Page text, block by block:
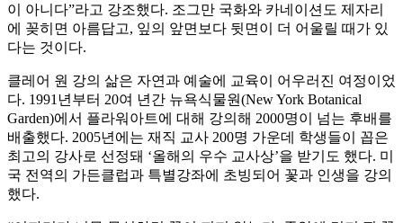
이 아니다”라고 강조했다. 조그만 국화와 카네이션도 제자리
에 꽂히면 아름답고, 잎의 앞면보다 뒷면이 더 어울릴 때가 있
다는 것이다.
클레어 원 강의 삶은 자연과 예술에 교육이 어우러진 여정이었
다. 1991년부터 20여 년간 뉴욕식물원(New York Botanical
Garden)에서 플라워아트에 대해 강의해 2000명이 넘는 후배를
배출했다. 2005년에는 재직 교사 200명 가운데 학생들이 꼽은
최고의 강사로 선정돼 ‘올해의 우수 교사상’을 받기도 했다. 미
국 전역의 가든클럽과 특별강좌에 초빙되어 꽃과 인생을 강의
했다.